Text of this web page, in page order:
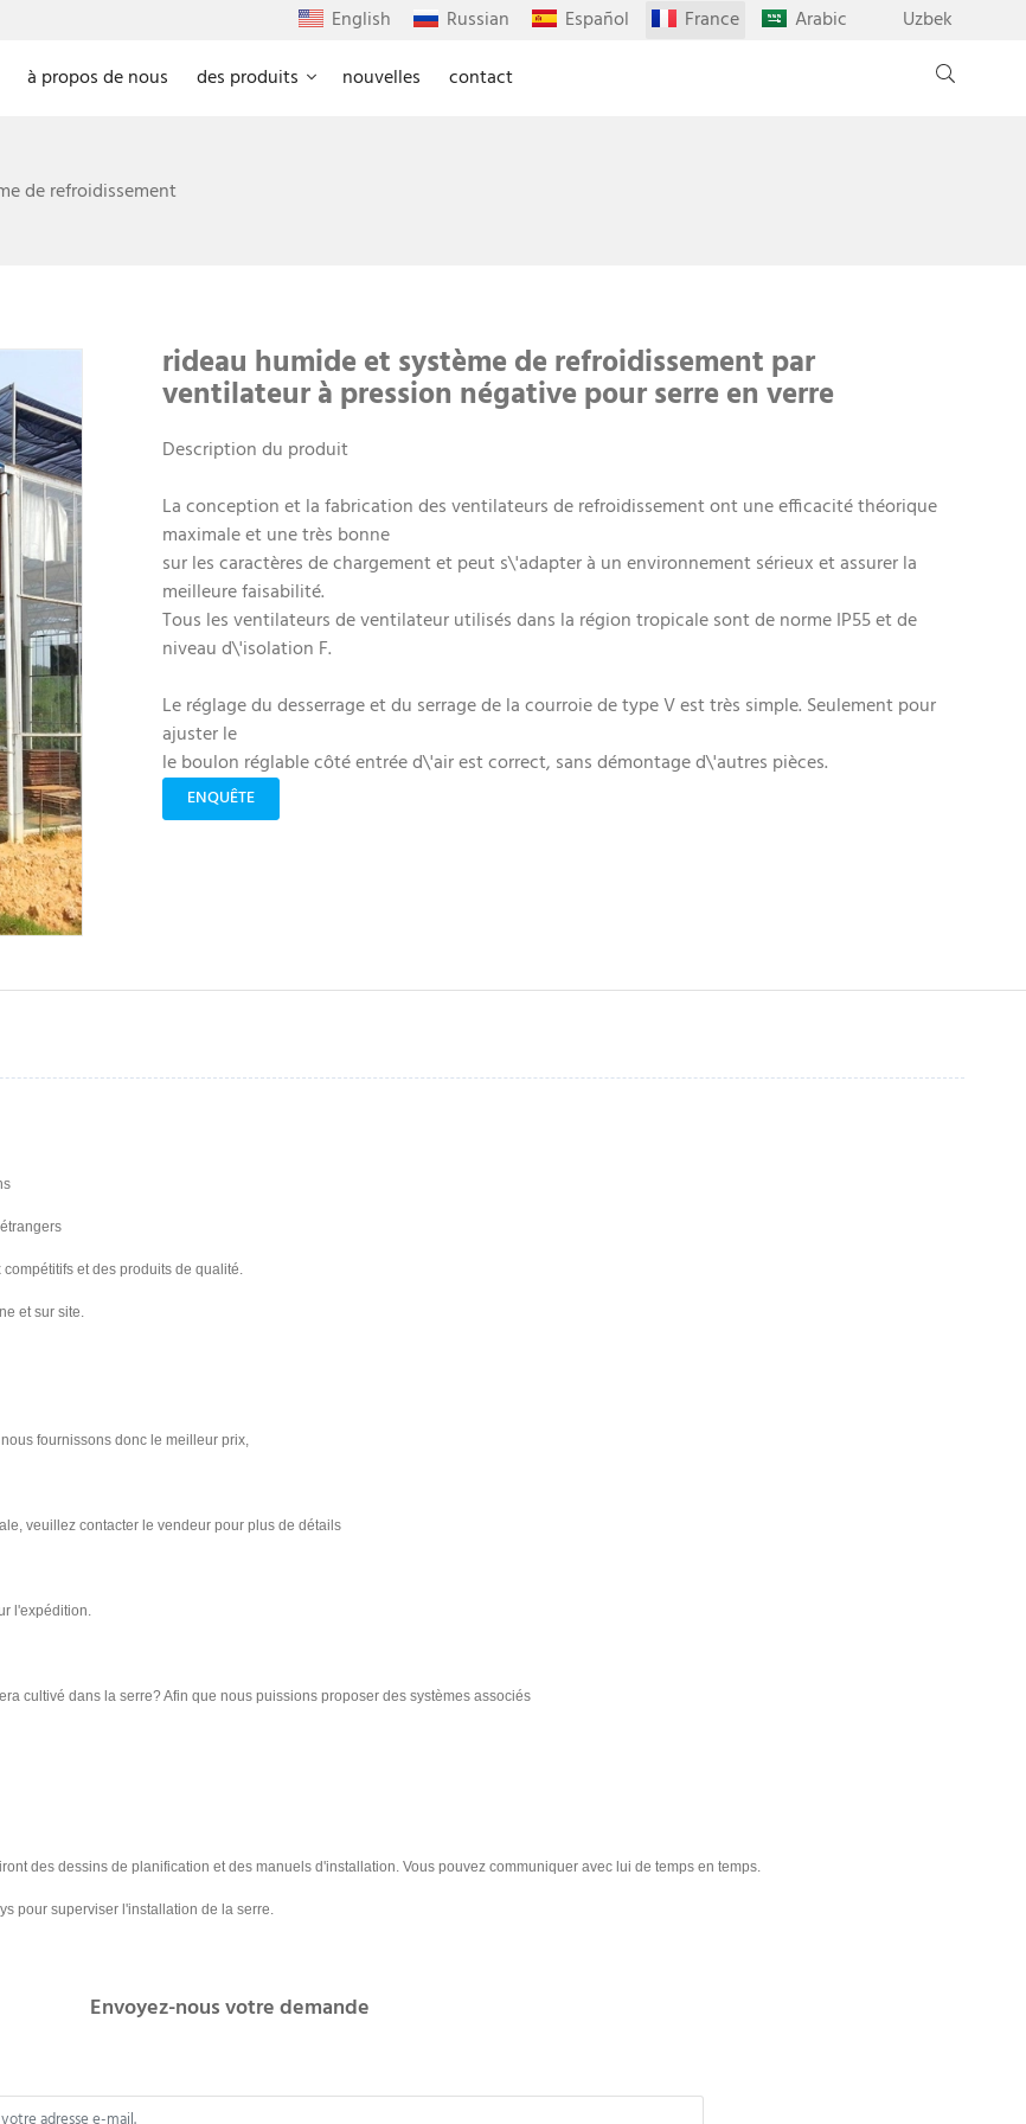
English Russian Español France Arabic
Uzbek
à propos de nous des produits nouvelles contact
de refroidissement
rideau humide et système de refroidissement par
ventilateur à pression négative pour serre en verre
Description du produit
La conception et la fabrication des ventilateurs de refroidissement ont une efficacité théorique
maximale et une très bonne
sur les caractères de chargement et peut s\'adapter à un environnement sérieux et assurer la
meilleure faisabilité.
Tous les ventilateurs de ventilateur utilisés dans la région tropicale sont de norme IP55 et de
niveau d\'isolation F.
Le réglage du desserrage et du serrage de la courroie de type V est très simple. Seulement pour
ajuster le
le boulon réglable côté entrée d\'air est correct, sans démontage d\'autres pièces.
ENQUÊTE
et des produits de qualité.
et sur site.
fournissons donc le meilleur prix,
veuillez contacter le vendeur pour plus de détails
l'expédition.
cultivé dans la serre? Afin que nous puissions proposer des systèmes associés
des dessins de planification et des manuels d'installation. Vous pouvez communiquer avec lui de temps en temps.
pour superviser l'installation de la serre.
Envoyez-nous votre demande